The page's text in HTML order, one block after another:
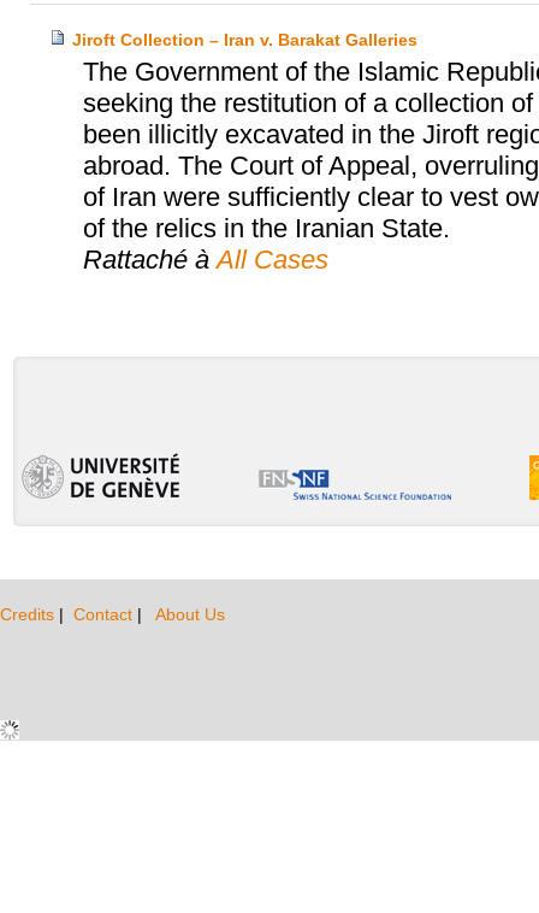
Jiroft Collection – Iran v. Barakat Galleries
The Government of the Islamic
seeking the restitution of a collection
been illicitly excavated in the Jiroft
abroad. The Court of Appeal,
of Iran were sufficiently clear to vest
of the relics in the Iranian State.
Rattaché à All Cases
Credits | Contact | About Us